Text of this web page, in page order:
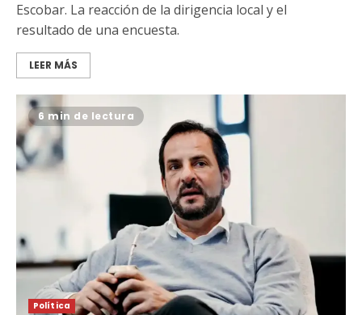
Escobar. La reacción de la dirigencia local y el
resultado de una encuesta.
LEER MÁS
6 min de lectura
Política